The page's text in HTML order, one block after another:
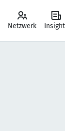
Netzwerk